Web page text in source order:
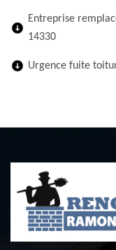
Entreprise
14330
Urgence fuite